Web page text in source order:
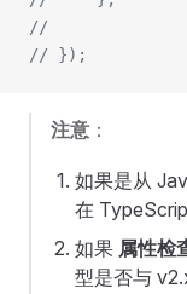
//
// });
注意 ：
如果是从
在
如果 属性检
型是否与